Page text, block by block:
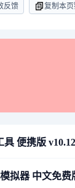
反馈 复制本
便携版
拟器 中文免费